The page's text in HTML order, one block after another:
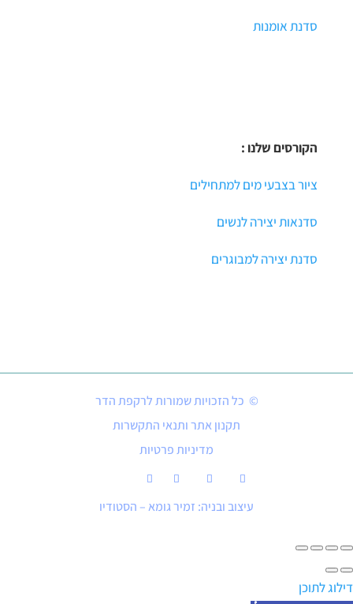
סדנת אומנות
הקורסים שלנו :
ציור בצבעי מים למתחילים
סדנאות יצירה לנשים
סדנת יצירה למבוגרים
© כל הזכויות שמורות לרקפת הדר
תקנון אתר ותנאי התקשרות
מדיניות פרטיות
עיצוב ובניה: זמיר גומא – הסטודיו
דילוג לתוכן